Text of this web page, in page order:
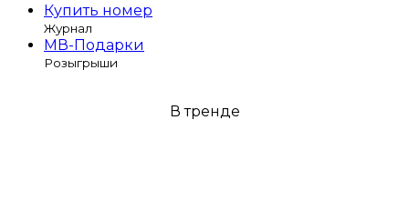
Купить номер
Журнал
МВ-Подарки
Розыгрыши
В тренде